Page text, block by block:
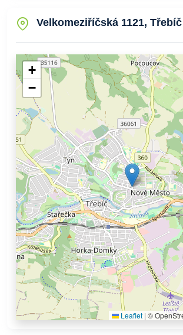
Velkomeziříčská 1121, Třebíč
+
−
Leaflet | ©